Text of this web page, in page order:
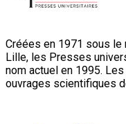
Créées en 1971 sous
Lille, les Presses
nom actuel en 1995.
ouvrages scientifiques